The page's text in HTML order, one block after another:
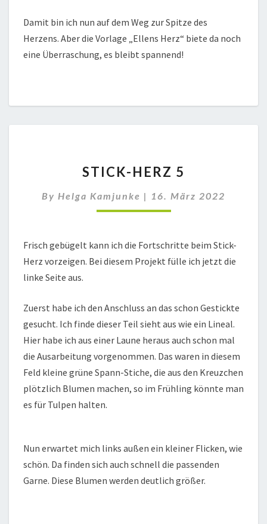
Damit bin ich nun auf dem Weg zur Spitze des
Herzens. Aber die Vorlage „Ellens Herz“ biete da noch
eine Überraschung, es bleibt spannend!
HERZ
STICK-HERZ 5
By Helga Kamjunke | 16. März 2022
Frisch gebügelt kann ich die Fortschritte beim Stick-
Herz vorzeigen. Bei diesem Projekt fülle ich jetzt die
linke Seite aus.
Zuerst habe ich den Anschluss an das schon Gestickte
gesucht. Ich finde dieser Teil sieht aus wie ein Lineal.
Hier habe ich aus einer Laune heraus auch schon mal
die Ausarbeitung vorgenommen. Das waren in diesem
Feld kleine grüne Spann-Stiche, die aus den Kreuzchen
plötzlich Blumen machen, so im Frühling könnte man
es für Tulpen halten.
Nun erwartet mich links außen ein kleiner Flicken, wie
schön. Da finden sich auch schnell die passenden
Garne. Diese Blumen werden deutlich größer.